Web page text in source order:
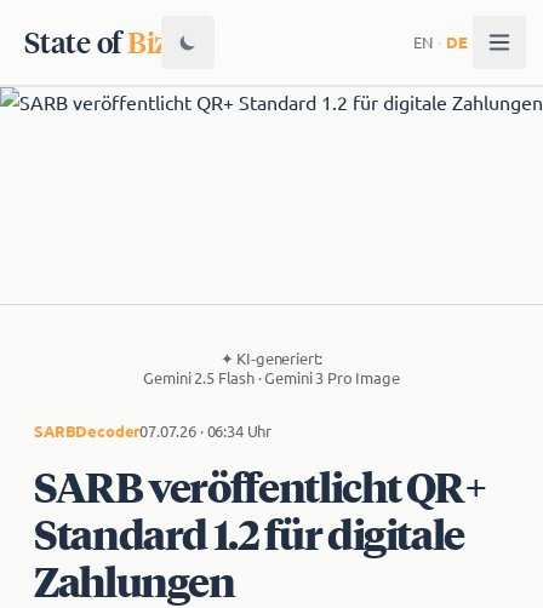
State ofBiz EN · DE
✦ KI-generiert:
Gemini 2.5 Flash · Gemini 3 Pro Image
SARBDecoder07.07.26 · 06:34 Uhr
SARB veröffentlicht QR+
Standard 1.2 für digitale
Zahlungen